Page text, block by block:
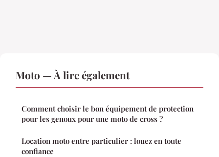
Moto — À lire également
Comment choisir le bon équipement de protection
pour les genoux pour une moto de cross ?
Location moto entre particulier : louez en toute
confiance